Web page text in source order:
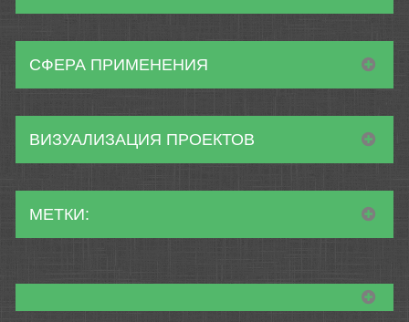
СФЕРА ПРИМЕНЕНИЯ
ВИЗУАЛИЗАЦИЯ ПРОЕКТОВ
МЕТКИ: